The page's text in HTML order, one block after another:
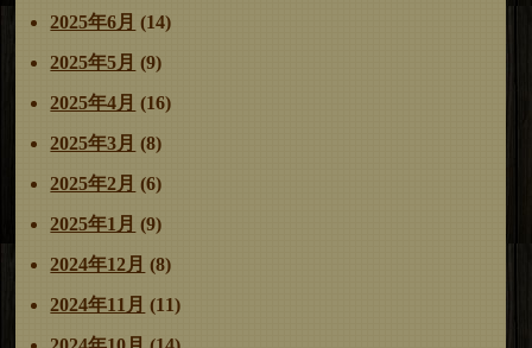
2025年6月 (14)
2025年5月 (9)
2025年4月 (16)
2025年3月 (8)
2025年2月 (6)
2025年1月 (9)
2024年12月 (8)
2024年11月 (11)